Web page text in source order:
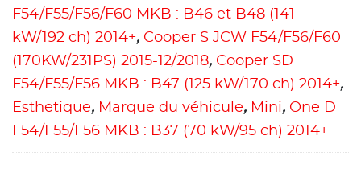
F54/F55/F56/F60 MKB : B46 et B48 (141
kW/192 ch) 2014+, Cooper S JCW F54/F56/F60
(170KW/231PS) 2015-12/2018, Cooper SD
F54/F55/F56 MKB : B47 (125 kW/170 ch) 2014+,
Esthetique, Marque du véhicule, Mini, One D
F54/F55/F56 MKB : B37 (70 kW/95 ch) 2014+